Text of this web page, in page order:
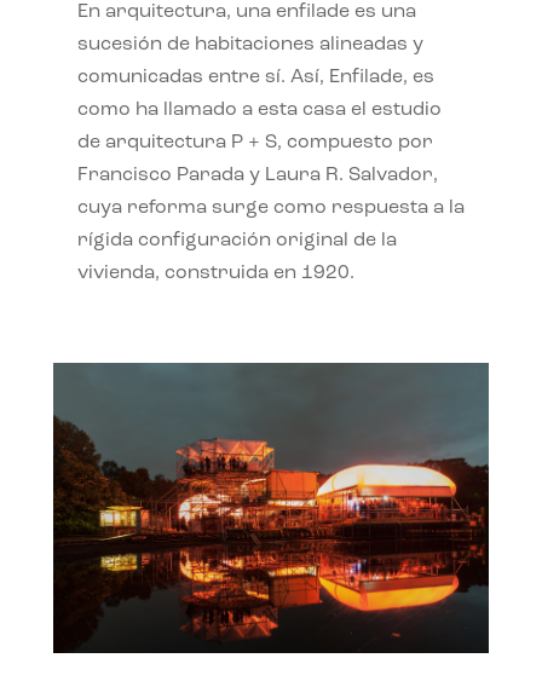
En arquitectura, una enfilade es una
sucesión de habitaciones alineadas y
comunicadas entre sí. Así, Enfilade, es
como ha llamado a esta casa el estudio
de arquitectura P + S, compuesto por
Francisco Parada y Laura R. Salvador,
cuya reforma surge como respuesta a la
rígida configuración original de la
vivienda, construida en 1920.